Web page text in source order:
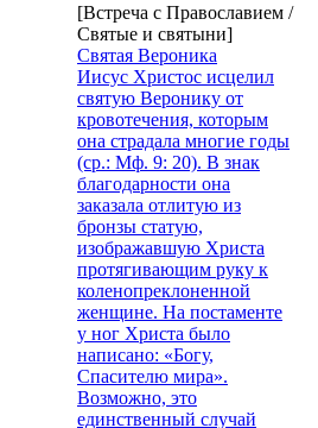
[Встреча с Православием /
Святые и святыни]
Святая Вероника
Иисус Христос исцелил
святую Веронику от
кровотечения, которым
она страдала многие годы
(ср.: Мф. 9: 20). В знак
благодарности она
заказала отлитую из
бронзы статую,
изображавшую Христа
протягивающим руку к
коленопреклоненной
женщине. На постаменте
у ног Христа было
написано: «Богу,
Спасителю мира».
Возможно, это
единственный случай